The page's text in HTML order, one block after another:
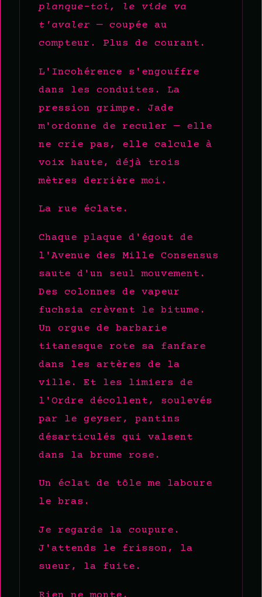
planque-toi, le vide va
t'avaler — coupée au
compteur. Plus de courant.
L'Incohérence s'engouffre
dans les conduites. La
pression grimpe. Jade
m'ordonne de reculer — elle
ne crie pas, elle calcule à
voix haute, déjà trois
mètres derrière moi.
La rue éclate.
Chaque plaque d'égout de
l'Avenue des Mille Consensus
saute d'un seul mouvement.
Des colonnes de vapeur
fuchsia crèvent le bitume.
Un orgue de barbarie
titanesque rote sa fanfare
dans les artères de la
ville. Et les limiers de
l'Ordre décollent, soulevés
par le geyser, pantins
désarticulés qui valsent
dans la brume rose.
Un éclat de tôle me laboure
le bras.
Je regarde la coupure.
J'attends le frisson, la
sueur, la fuite.